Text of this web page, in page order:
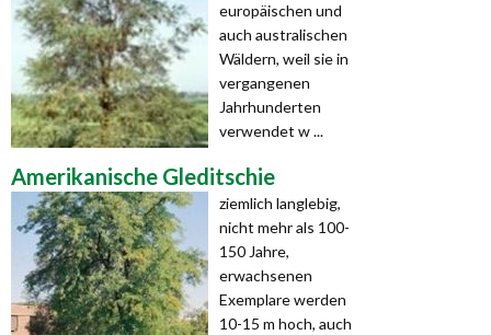
europäischen und
auch australischen
Wäldern, weil sie in
vergangenen
Jahrhunderten
verwendet w ...
Amerikanische Gleditschie
ziemlich langlebig,
nicht mehr als 100-
150 Jahre,
erwachsenen
Exemplare werden
10-15 m hoch, auch